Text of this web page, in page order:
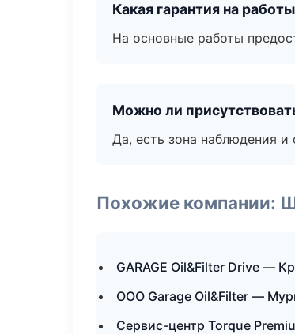
Какая гарантия на
На основные работы
Можно ли
Да, есть зона наблюдения
Похожие компании:
GARAGE Oil&Filter Drive —
ООО Garage Oil&Filter —
Сервис-центр Torque